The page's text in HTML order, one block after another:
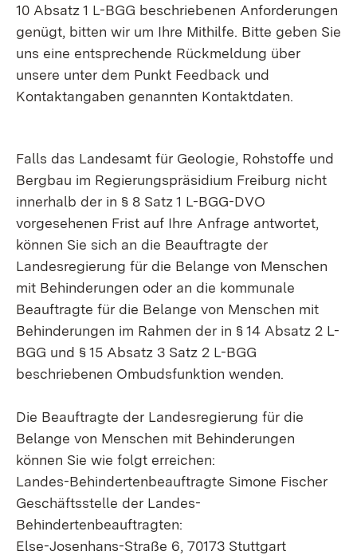
10 Absatz 1 L-BGG beschriebenen Anforderungen
genügt, bitten wir um Ihre Mithilfe. Bitte geben Sie
uns eine entsprechende Rückmeldung über
unsere unter dem Punkt Feedback und
Kontaktangaben genannten Kontaktdaten.
Falls das Landesamt für Geologie, Rohstoffe und
Bergbau im Regierungspräsidium Freiburg nicht
innerhalb der in § 8 Satz 1 L-BGG-DVO
vorgesehenen Frist auf Ihre Anfrage antwortet,
können Sie sich an die Beauftragte der
Landesregierung für die Belange von Menschen
mit Behinderungen oder an die kommunale
Beauftragte für die Belange von Menschen mit
Behinderungen im Rahmen der in § 14 Absatz 2 L-
BGG und § 15 Absatz 3 Satz 2 L-BGG
beschriebenen Ombudsfunktion wenden.
Die Beauftragte der Landesregierung für die
Belange von Menschen mit Behinderungen
können Sie wie folgt erreichen:
Landes-Behindertenbeauftragte Simone Fischer
Geschäftsstelle der Landes-
Behindertenbeauftragten:
Else-Josenhans-Straße 6, 70173 Stuttgart